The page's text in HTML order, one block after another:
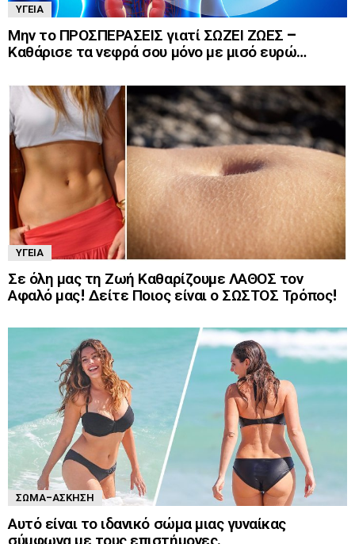
ΥΓΕΊΑ
Μην το ΠΡΟΣΠΕΡΑΣΕΙΣ γιατί ΣΩΖΕΙ ΖΩΕΣ –
Καθάρισε τα νεφρά σου μόνο με μισό ευρώ…
ΥΓΕΊΑ
Σε όλη μας τη Ζωή Καθαρίζουμε ΛΑΘΟΣ τον
Αφαλό μας! Δείτε Ποιος είναι ο ΣΩΣΤΟΣ Τρόπος!
ΣΏΜΑ-ΆΣΚΗΣΗ
Αυτό είναι το ιδανικό σώμα μιας γυναίκας